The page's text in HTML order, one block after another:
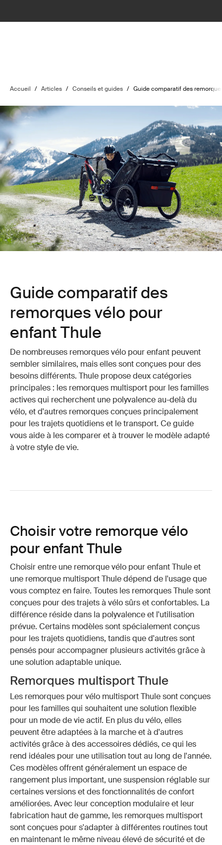
Accueil / Articles / Conseils et guides / Guide comparatif des
Guide comparatif des
remorques vélo pour
enfant Thule
De nombreuses remorques vélo pour enfant peuvent
sembler similaires, mais elles sont conçues pour des
besoins différents. Thule propose deux catégories
principales : les remorques multisport pour les familles
actives qui recherchent une polyvalence au-delà du
vélo, et d'autres remorques conçues principalement
pour les trajets quotidiens et le transport. Ce guide
vous aide à les comparer et à trouver le modèle adapté
à votre style de vie.
Choisir votre remorque vélo
pour enfant Thule
Choisir entre une remorque vélo pour enfant Thule et
une remorque multisport Thule dépend de l'usage que
vous comptez en faire. Toutes les remorques Thule sont
conçues pour des trajets à vélo sûrs et confortables. La
différence réside dans la polyvalence et l'utilisation
prévue. Certains modèles sont spécialement conçus
pour les trajets quotidiens, tandis que d'autres sont
pensés pour accompagner plusieurs activités grâce à
une solution adaptable unique.
Remorques multisport Thule
Les remorques pour vélo multisport Thule sont conçues
pour les familles qui souhaitent une solution flexible
pour un mode de vie actif. En plus du vélo, elles
peuvent être adaptées à la marche et à d'autres
activités grâce à des accessoires dédiés, ce qui les
rend idéales pour une utilisation tout au long de l'année.
Ces modèles offrent généralement un espace de
rangement plus important, une suspension réglable sur
certaines versions et des fonctionnalités de confort
améliorées. Avec leur conception modulaire et leur
fabrication haut de gamme, les remorques multisport
sont conçues pour s'adapter à différentes routines tout
en maintenant le même niveau élevé de sécurité et de